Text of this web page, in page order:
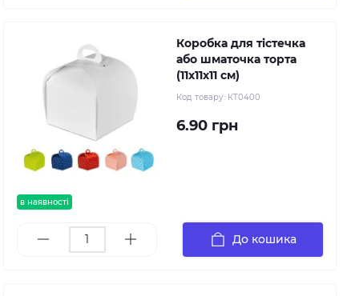
в наявності
Коробка для тістечка
або шматочка торта
(11х11х11 см)
Код товару: КТ0400
6.90 грн
До кошика